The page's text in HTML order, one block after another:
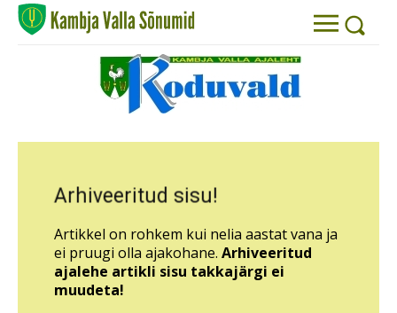
Arhiveeritud sisu!
Artikkel on rohkem kui nelia aastat vana ja
ei pruugi olla ajakohane. Arhiveeritud
ajalehe artikli sisu takkajärgi ei
muudeta!